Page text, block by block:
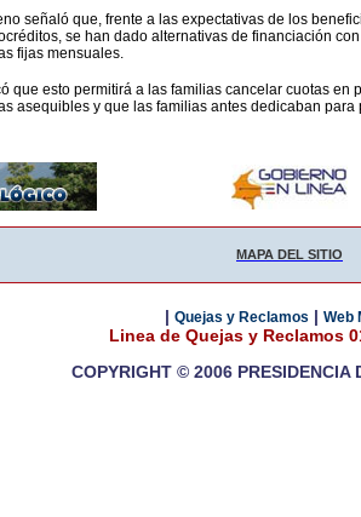
señaló que, frente a las expectativas de los
se han dado alternativas de financiación
fijas mensuales.
que esto permitirá a las familias cancelar cuotas
asequibles y que las familias antes dedicaban para
MAPA DEL SITIO
| Quejas y Reclamos | Web
Linea de Quejas y Reclamos
COPYRIGHT © 2006 PRESIDENCIA